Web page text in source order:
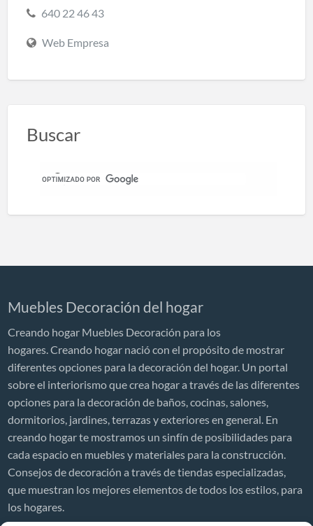
640 22 46 43
Web Empresa
Buscar
Muebles Decoración del hogar
Creando hogar Muebles Decoración para los
hogares. Creando hogar nació con el propósito de mostrar
diferentes opciones para la decoración del hogar. Un portal
sobre el interiorismo que crea hogar a través de las diferentes
opciones para la decoración de baños, cocinas, salones,
dormitorios, jardines, terrazas y exteriores en general. En
creando hogar te mostramos un sinfín de posibilidades para
cada espacio en muebles y materiales para la construcción.
Consejos de decoración a través de tiendas especializadas,
que muestran los mejores elementos de todos los estilos, para
los hogares.